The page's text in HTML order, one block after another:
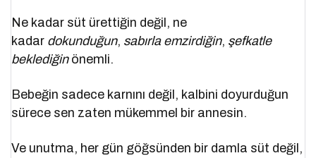
Ne kadar süt ürettiğin değil, ne
kadar dokunduğun, sabırla emzirdiğin, şefkatle
beklediğinönemli.
Bebeğin sadece karnını değil, kalbini doyurduğun
sürece sen zaten mükemmel bir annesin.
Ve unutma, her gün göğsünden bir damla süt değil,